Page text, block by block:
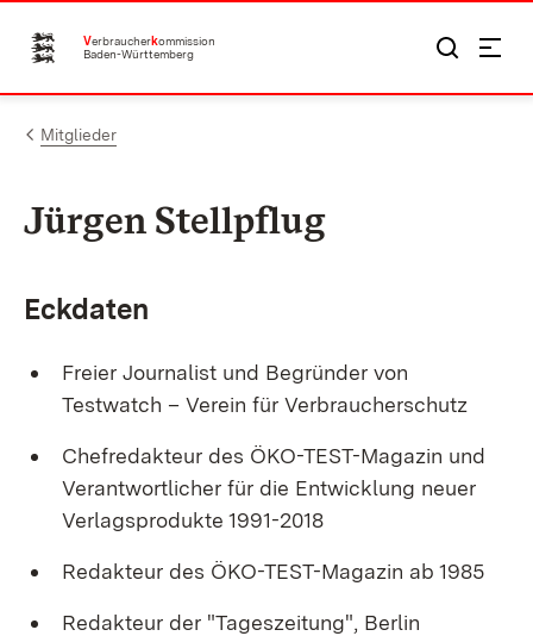
Zum Inhalt springen
Verbraucherkommission
Baden-Württemberg
Mitglieder
Jürgen Stellpflug
Eckdaten
Freier Journalist und Begründer von
Testwatch – Verein für Verbraucherschutz
Chefredakteur des ÖKO-TEST-Magazin und
Verantwortlicher für die Entwicklung neuer
Verlagsprodukte 1991-2018
Redakteur des ÖKO-TEST-Magazin ab 1985
Redakteur der "Tageszeitung", Berlin